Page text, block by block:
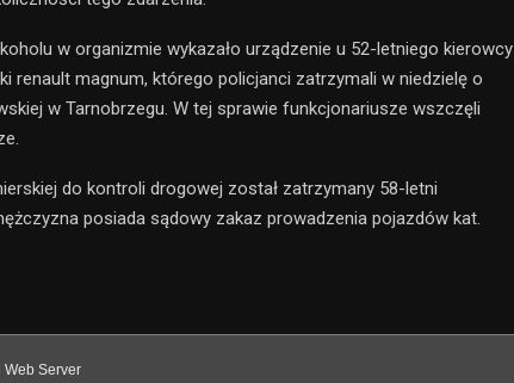
w organizmie wykazało urządzenie u 52-letniego kierowcy
renault magnum, którego policjanci zatrzymali w niedzielę o
w Tarnobrzegu. W tej sprawie funkcjonariusze wszczęli
do kontroli drogowej został zatrzymany 58-letni
posiada sądowy zakaz prowadzenia pojazdów kat.